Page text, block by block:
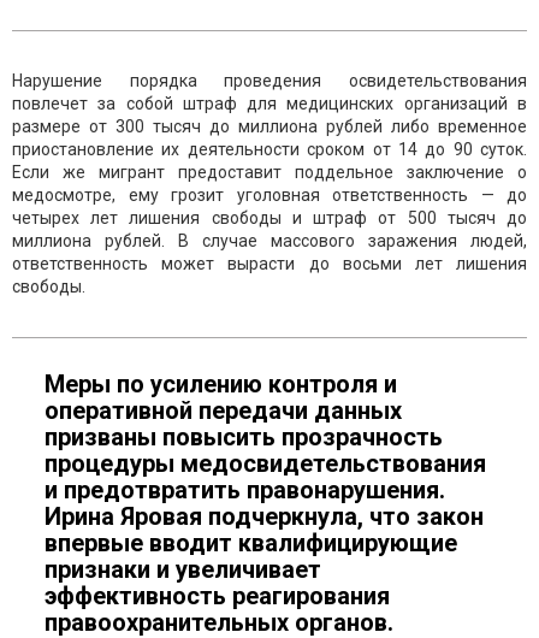
Нарушение порядка проведения освидетельствования
повлечет за собой штраф для медицинских организаций в
размере от 300 тысяч до миллиона рублей либо временное
приостановление их деятельности сроком от 14 до 90 суток.
Если же мигрант предоставит поддельное заключение о
медосмотре, ему грозит уголовная ответственность — до
четырех лет лишения свободы и штраф от 500 тысяч до
миллиона рублей. В случае массового заражения людей,
ответственность может вырасти до восьми лет лишения
свободы.
Меры по усилению контроля и
оперативной передачи данных
призваны повысить прозрачность
процедуры медосвидетельствования
и предотвратить правонарушения.
Ирина Яровая подчеркнула, что закон
впервые вводит квалифицирующие
признаки и увеличивает
эффективность реагирования
правоохранительных органов.